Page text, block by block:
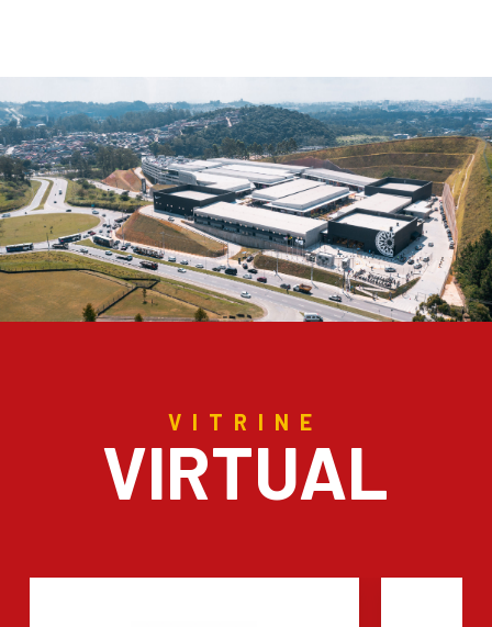
VITRINE
VIRTUAL